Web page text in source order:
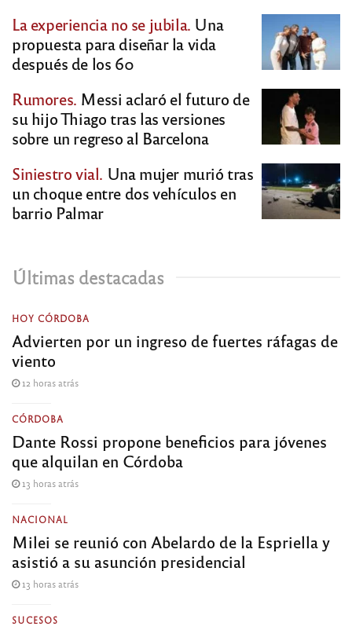
La experiencia no se jubila. Una
propuesta para diseñar la vida
después de los 60
Rumores. Messi aclaró el futuro de
su hijo Thiago tras las versiones
sobre un regreso al Barcelona
Siniestro vial. Una mujer murió tras
un choque entre dos vehículos en
barrio Palmar
Últimas destacadas
HOY CÓRDOBA
Advierten por un ingreso de fuertes ráfagas de
viento
12 horas atrás
CÓRDOBA
Dante Rossi propone beneficios para jóvenes
que alquilan en Córdoba
13 horas atrás
NACIONAL
Milei se reunió con Abelardo de la Espriella y
asistió a su asunción presidencial
13 horas atrás
SUCESOS